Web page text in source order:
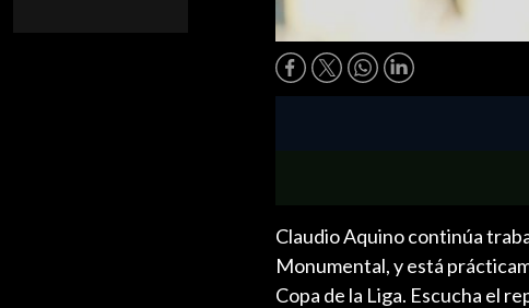
Claudio Aquino continúa
Monumental, y está
Copa de la Liga. Escucha el